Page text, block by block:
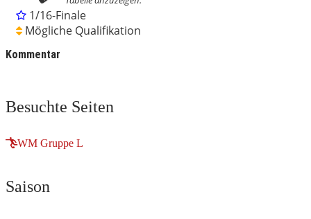
1/16-Finale
Mögliche Qualifikation
Kommentar
Besuchte Seiten
WM Gruppe L
Saison